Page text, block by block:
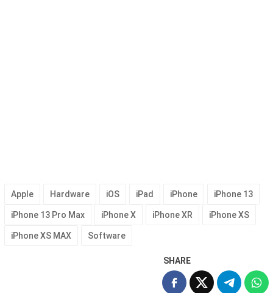
Apple Hardware iOS iPad iPhone iPhone 13
iPhone 13 Pro Max iPhone X iPhone XR iPhone XS
iPhone XS MAX Software
SHARE